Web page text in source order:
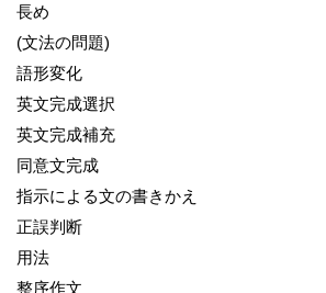
長め
(文法の問題)
語形変化
英文完成選択
英文完成補充
同意文完成
指示による文の書きかえ
正誤判断
用法
整序作文